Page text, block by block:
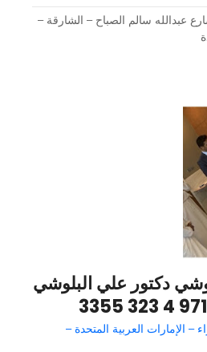
– شارع عبدالله سالم الصباح – الشارقة –
دكتور علي البلوشي
– الإمارات العربية المتحدة –